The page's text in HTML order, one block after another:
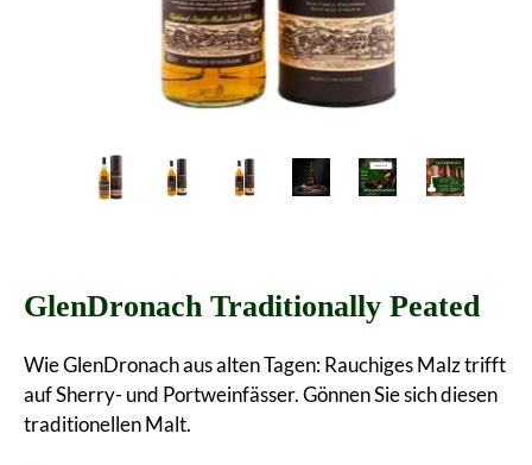
GlenDronach Traditionally Peated
Wie GlenDronach aus alten Tagen: Rauchiges Malz trifft
auf Sherry- und Portweinfässer. Gönnen Sie sich diesen
traditionellen Malt.